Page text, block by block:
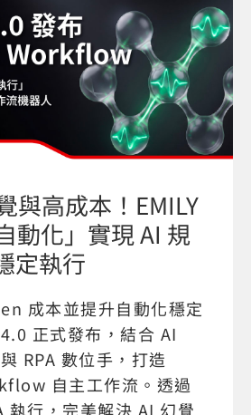
與高成本！EMILY
動化」實現 AI 規
定執行
成本並提升自動化穩定
正式發布，結合 AI
RPA 數位手，打造
自主工作流。透過
執行，完美解決 AI 幻覺